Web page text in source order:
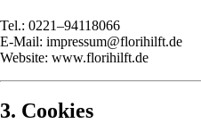
Tel.: 0221–94118066
E-Mail: impressum@florihilft.de
Website: www.florihilft.de
3. Cookies